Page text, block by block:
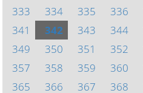
333
334 335 336
341
342 343 344
349
350 351 352
357
358 359 360
365
366 367 368